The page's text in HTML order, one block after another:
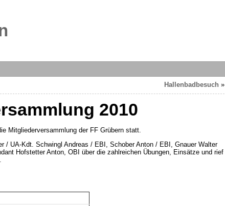
Hallenbadbesuch »
2010
Mitgliederversammlung der FF Grübern statt.
/ UA-Kdt. Schwingl Andreas / EBI, Schober Anton / EBI, Gnauer Walter
Hofstetter Anton, OBI über die zahlreichen Übungen, Einsätze und rief